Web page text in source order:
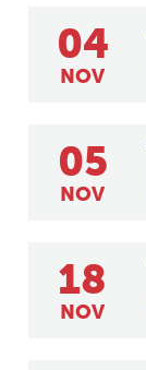
04
NOV
05
NOV
18
NOV